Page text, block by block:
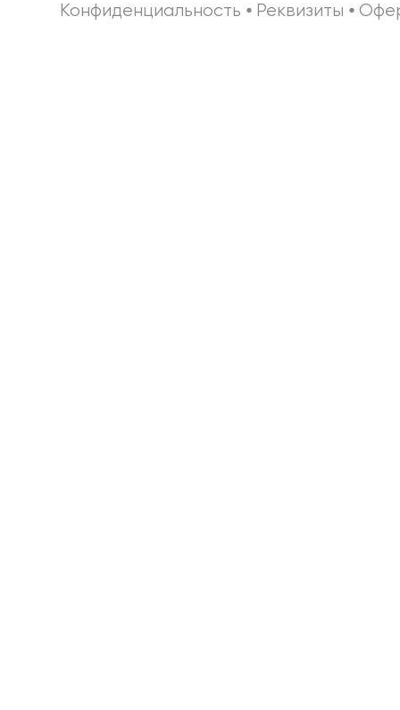
Конфиденциальность ⦁ Реквизиты ⦁